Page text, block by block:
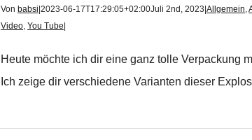
Von babsi 2023-06-17T17:29:05+02:00Juli 2nd, 2023 Allgemein,
Video, You Tube
Heute möchte ich dir eine ganz tolle Verpackung
Ich zeige dir verschiedene Varianten dieser